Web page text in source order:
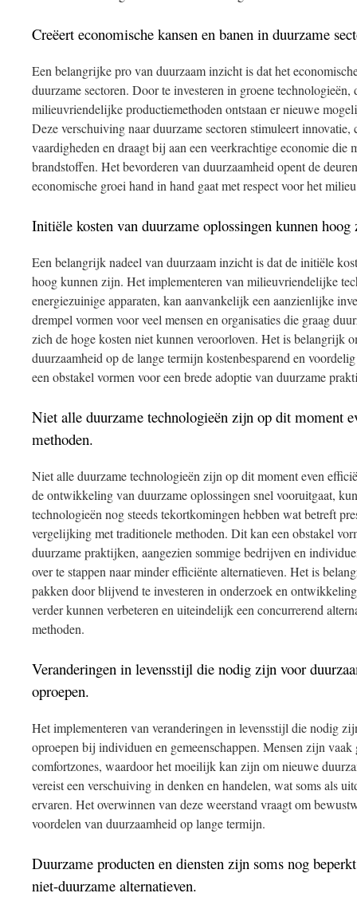
Creëert economische kansen en banen in duurzame
Een belangrijke pro van duurzaam inzicht is dat het
duurzame sectoren. Door te investeren in groene technologieën,
milieuvriendelijke productiemethoden ontstaan er nieuwe
Deze verschuiving naar duurzame sectoren stimuleert innovatie,
vaardigheden en draagt bij aan een veerkrachtige economie die
brandstoffen. Het bevorderen van duurzaamheid opent de
economische groei hand in hand gaat met respect voor het
Initiële kosten van duurzame oplossingen kunnen hoog
Een belangrijk nadeel van duurzaam inzicht is dat de initiële
hoog kunnen zijn. Het implementeren van milieuvriendelijke
energiezuinige apparaten, kan aanvankelijk een aanzienlijke
drempel vormen voor veel mensen en organisaties die graag
zich de hoge kosten niet kunnen veroorloven. Het is belangrijk
duurzaamheid op de lange termijn kostenbesparend en
een obstakel vormen voor een brede adoptie van duurzame
Niet alle duurzame technologieën zijn op dit moment
methoden.
Niet alle duurzame technologieën zijn op dit moment even
de ontwikkeling van duurzame oplossingen snel vooruitgaat,
technologieën nog steeds tekortkomingen hebben wat betreft
vergelijking met traditionele methoden. Dit kan een obstakel
duurzame praktijken, aangezien sommige bedrijven en
over te stappen naar minder efficiënte alternatieven. Het is
pakken door blijvend te investeren in onderzoek en
verder kunnen verbeteren en uiteindelijk een concurrerend
methoden.
Veranderingen in levensstijl die nodig zijn voor
oproepen.
Het implementeren van veranderingen in levensstijl die nodig
oproepen bij individuen en gemeenschappen. Mensen zijn vaak
comfortzones, waardoor het moeilijk kan zijn om nieuwe
vereist een verschuiving in denken en handelen, wat soms als
ervaren. Het overwinnen van deze weerstand vraagt om
voordelen van duurzaamheid op lange termijn.
Duurzame producten en diensten zijn soms nog
niet-duurzame alternatieven.